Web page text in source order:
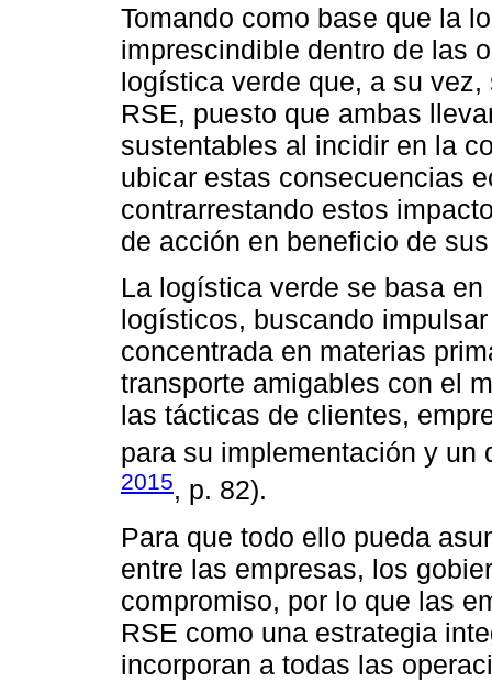
Tomando como base que la
imprescindible dentro de las
logística verde que, a su
RSE, puesto que ambas
sustentables al incidir en la
ubicar estas consecuencias
contrarrestando estos
de acción en beneficio de
La logística verde se basa
logísticos, buscando
concentrada en materias
transporte amigables con el
las tácticas de clientes,
para su implementación y un
2015, p. 82).
Para que todo ello pueda
entre las empresas, los
compromiso, por lo que las
RSE como una estrategia
incorporan a todas las